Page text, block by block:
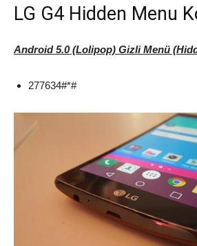
LG G4 Hidden Menu
Android 5.0 (Lolipop) Gizli Menü
277634#*#